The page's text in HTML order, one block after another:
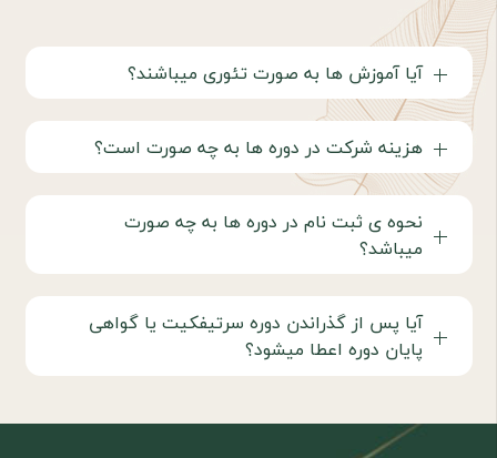
آیا آموزش ها به صورت تئوری ميباشند؟
هزینه شرکت در دوره ها به چه صورت است؟
نحوه ی ثبت نام در دوره ها به چه صورت
میباشد؟
آیا پس از گذراندن دوره سرتیفکیت یا گواهی
پایان دوره اعطا میشود؟